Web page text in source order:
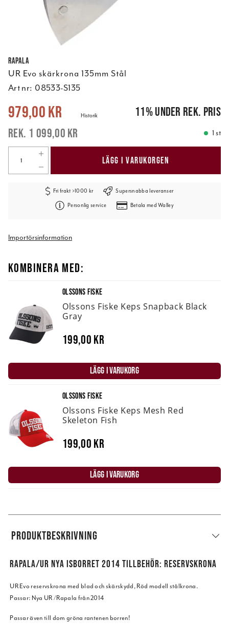
Rapala
UR Evo skärkrona 135mm Stål
Art nr: 08533-S135
Nuvarande pris:979,00 kr 1 099,00 kr
979,00 kr
1 099,00 kr
Historik 11%under rek. pris
1 st
LÄGG I VARUKORGEN
Fri frakt >1000 kr Supersnabba leveranser
Personlig service Betala med Walley
Importörsinformation
KOMBINERA MED:
OLSSONS FISKE
Olssons Fiske Keps Snapback Black
Gray
199,00 kr
LÄGG I VARUKORG
OLSSONS FISKE
Olssons Fiske Keps Mesh Red
Skeleton Fish
199,00 kr
LÄGG I VARUKORG
PRODUKTBESKRIVNING
RAPALA/UR NYA ISBORRET 2014 TILLBEHÖR: RESERVSKRONA
UR Evo reservskrona med blad och skärskydd, Röd modell stålkrona.
Passar: Nya UR /Rapala från 2014
Passar även till dom gröna rantenen borren!